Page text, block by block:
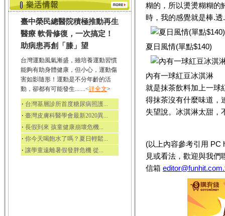
臺中榮民總醫院積極推動再生
醫療 軟骨修復，一次搞定！
助病患再創「膝」望
台灣運動風氣漸盛，雖培養運動習慣
能夠有助身體健康，但小心，運動傷
害如影隨形！運動是不分年齡的活
動，卻都有可能發生.......<詳全文>
‧ 台灣基層診所首度糖尿病照護...
‧ 臺灣皮膚科醫學會最新2020異...
‧ 長假到來 孩童健康崩壞危機...
‧ 你今天喝飽水了嗎？夏日輕鬆...
‧ 讓學童遠離暑假發胖危機 從...
糊的，所以燙燙糊糊的
時，我的感覺就是棒.透
夏日風情(單點$140)
內有一球紅豆冰淇淋
就是抹茶飲料加上一球
得抹茶沒有什麼味道，
失望說。冰淇淋太甜，
(以上內容參考引用 PC
見或看法，歡迎與我
信箱